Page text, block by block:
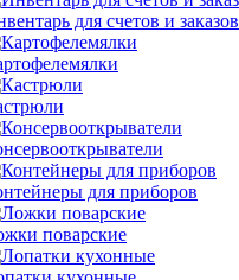
для счетов и заказов
для приборов
поварские